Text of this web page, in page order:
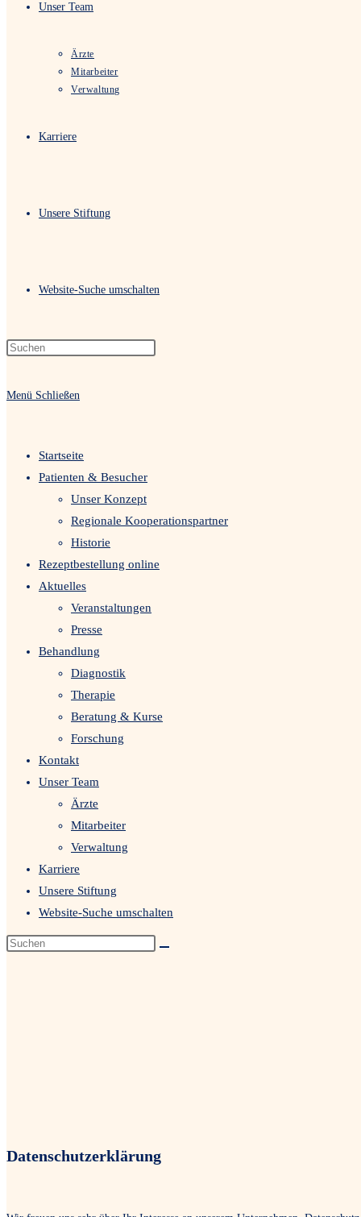
Unser Team
Ärzte
Mitarbeiter
Verwaltung
Karriere
Unsere Stiftung
Website-Suche umschalten
Menü Schließen
Startseite
Patienten & Besucher
Unser Konzept
Regionale Kooperationspartner
Historie
Rezeptbestellung online
Aktuelles
Veranstaltungen
Presse
Behandlung
Diagnostik
Therapie
Beratung & Kurse
Forschung
Kontakt
Unser Team
Ärzte
Mitarbeiter
Verwaltung
Karriere
Unsere Stiftung
Website-Suche umschalten
Datenschutzerklärung